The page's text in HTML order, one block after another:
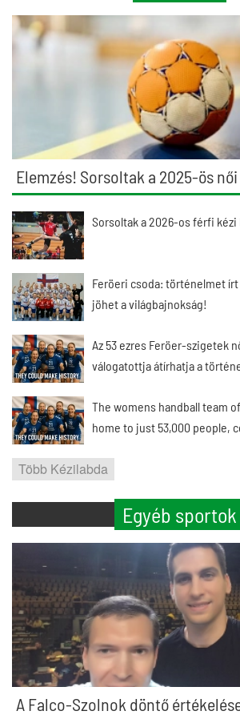
Elemzés! Sorsoltak a 2025-ös
Sorsoltak a 2026-os férfi kézi
Feröeri csoda: történelmet
jöhet a világbajnokság!
Az 53 ezres Feröer-szigetek
válogatottja átírhatja a
The womens handball team
home to just 53,000 people,
Több Kézilabda
Egyéb sportok
A Falco-Szolnok döntő